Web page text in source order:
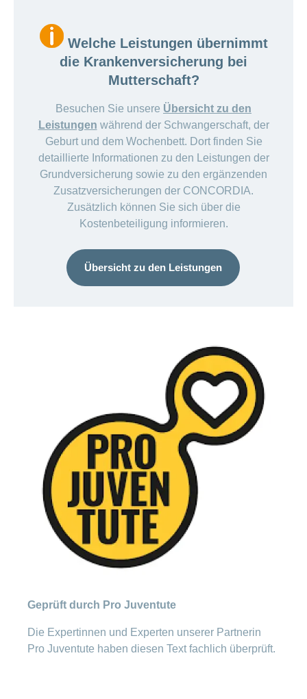
Welche Leistungen übernimmt
die Krankenversicherung bei
Mutterschaft?
Besuchen Sie unsere Übersicht zu den
Leistungen während der Schwangerschaft, der
Geburt und dem Wochenbett. Dort finden Sie
detaillierte Informationen zu den Leistungen der
Grundversicherung sowie zu den ergänzenden
Zusatzversicherungen der CONCORDIA.
Zusätzlich können Sie sich über die
Kostenbeteiligung informieren.
Übersicht zu den Leistungen
Geprüft durch Pro Juventute
Die Expertinnen und Experten unserer Partnerin
Pro Juventute haben diesen Text fachlich überprüft.